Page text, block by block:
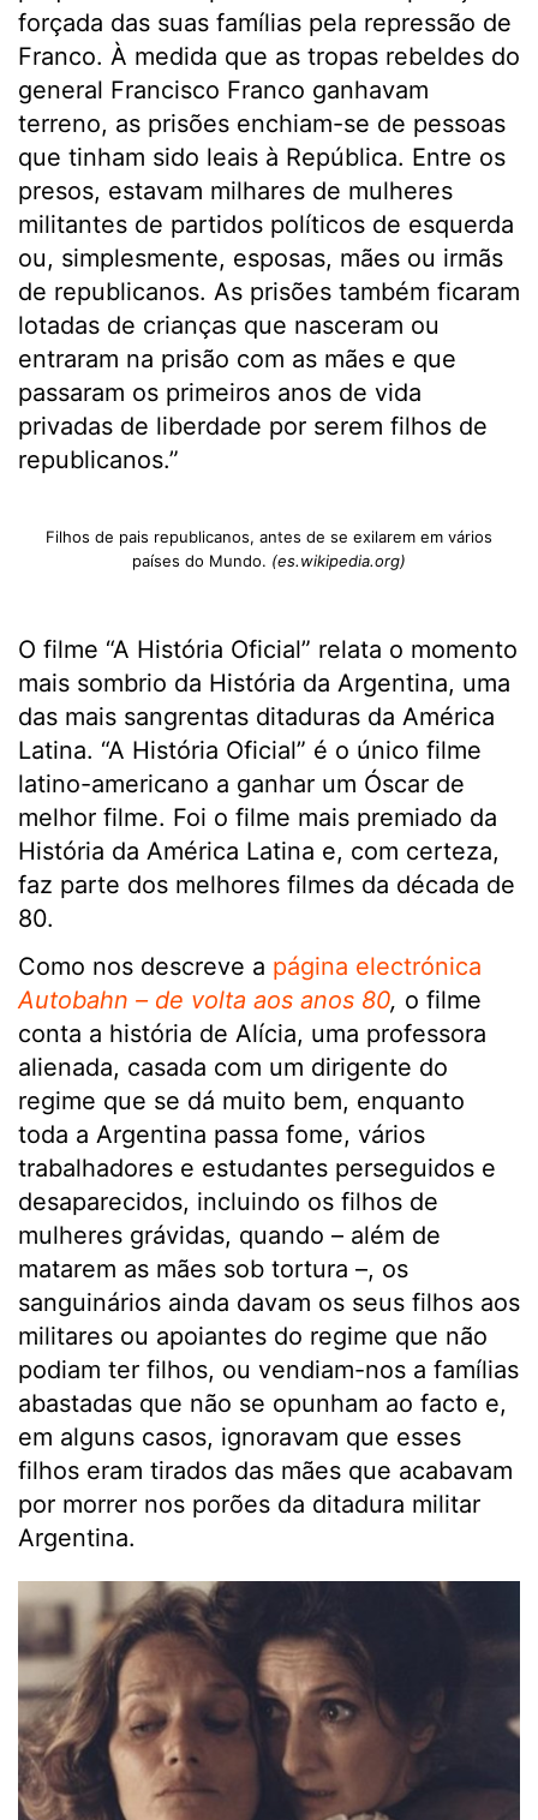
forçada das suas famílias pela repressão de
Franco. À medida que as tropas rebeldes do
general Francisco Franco ganhavam
terreno, as prisões enchiam-se de pessoas
que tinham sido leais à República. Entre os
presos, estavam milhares de mulheres
militantes de partidos políticos de esquerda
ou, simplesmente, esposas, mães ou irmãs
de republicanos. As prisões também ficaram
lotadas de crianças que nasceram ou
entraram na prisão com as mães e que
passaram os primeiros anos de vida
privadas de liberdade por serem filhos de
republicanos.”
Filhos de pais republicanos, antes de se exilarem em vários
países do Mundo. (es.wikipedia.org)
O filme “A História Oficial” relata o momento
mais sombrio da História da Argentina, uma
das mais sangrentas ditaduras da América
Latina. “A História Oficial” é o único filme
latino-americano a ganhar um Óscar de
melhor filme. Foi o filme mais premiado da
História da América Latina e, com certeza,
faz parte dos melhores filmes da década de
80.
Como nos descreve a página electrónica
Autobahn – de volta aos anos 80, o filme
conta a história de Alícia, uma professora
alienada, casada com um dirigente do
regime que se dá muito bem, enquanto
toda a Argentina passa fome, vários
trabalhadores e estudantes perseguidos e
desaparecidos, incluindo os filhos de
mulheres grávidas, quando – além de
matarem as mães sob tortura –, os
sanguinários ainda davam os seus filhos aos
militares ou apoiantes do regime que não
podiam ter filhos, ou vendiam-nos a famílias
abastadas que não se opunham ao facto e,
em alguns casos, ignoravam que esses
filhos eram tirados das mães que acabavam
por morrer nos porões da ditadura militar
Argentina.